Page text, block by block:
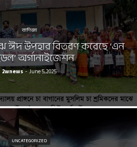
বাণিজ্য
ঈদ উপহার বিতরণ করেছে ‘এন
অর্গানাইজেশন
2wnews-June 5, 2025
UNCATEGORIZED